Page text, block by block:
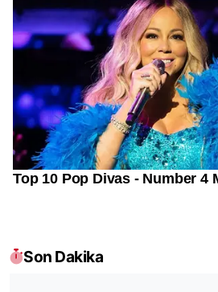
Son Dakika